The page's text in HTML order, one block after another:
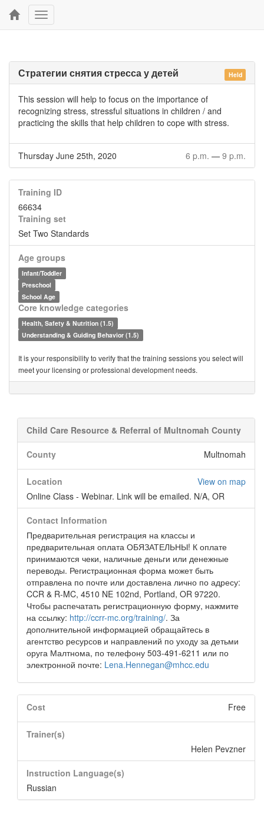
Toggle
navigation
Held
Стратегии снятия стресса у детей
This session will help to focus on the importance of
recognizing stress, stressful situations in children / and
practicing the skills that help children to cope with stress.
Thursday June 25th, 2020 6 p.m. — 9 p.m.
Training ID
66634
Training set
Set Two Standards
Age groups
Infant/Toddler
Preschool
School Age
Core knowledge categories
Health, Safety & Nutrition (1.5)
Understanding & Guiding Behavior (1.5)
It is your responsibility to verify that the training sessions you select will
meet your licensing or professional development needs.
Child Care Resource & Referral of Multnomah County
County Multnomah
Location
View on map
Online Class - Webinar. Link will be emailed. N/A, OR
Contact Information
Предварительная регистрация на классы и
предварительная оплата ОБЯЗАТЕЛЬНЫ! К оплате
принимаются чеки, наличные деньги или денежные
переводы. Регистрационная форма может быть
отправлена по почте или доставлена лично по адресу:
CCR & R-MC, 4510 NE 102nd, Portland, OR 97220.
Чтобы распечатать регистрационную форму, нажмите
на ссылку: http://ccrr-mc.org/training/. За
дополнительной информацией обращайтесь в
агентство ресурсов и направлений по уходу за детьми
оруга Малтнома, по телефону 503-491-6211 или по
электронной почте: Lena.Hennegan@mhcc.edu
Cost Free
Trainer(s)
Helen Pevzner
Instruction Language(s)
Russian